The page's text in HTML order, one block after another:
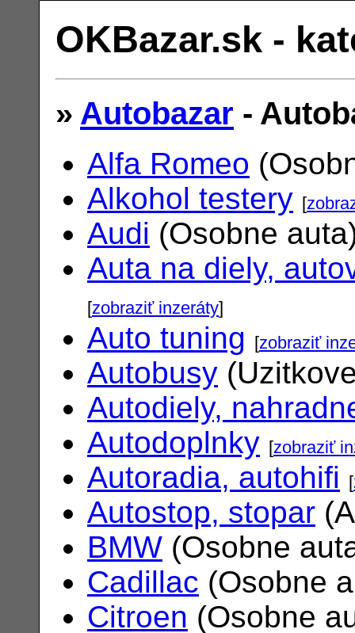
OKBazar.sk -
» Autobazar -
Alfa Romeo
Alkohol testery [
Audi (Osobne
Auta na diely,
[zobraziť inzeráty]
Auto tuning [zobraziť
Autobusy
Autodiely,
Autodoplnky [zobraziť
Autoradia, autohifi [
Autostop, stopar
BMW (Osobne
Cadillac (Osobne
Citroen (Osobne